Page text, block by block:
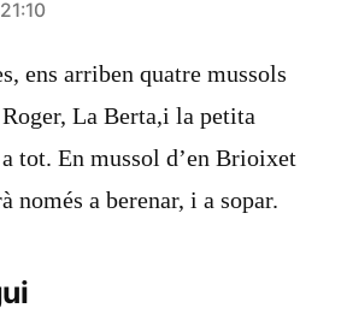
ens arriben quatre mussols
La Berta,i la petita
a tot. En mussol d’en Brioixet
només a berenar, i a sopar.